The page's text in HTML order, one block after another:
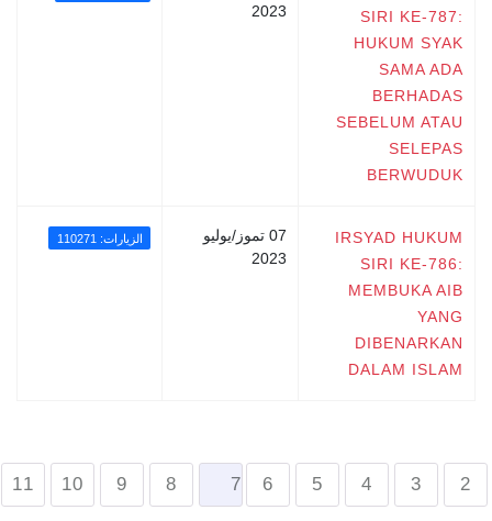
SIRI KE-787:
HUKUM SYAK
SAMA ADA
BERHADAS
SEBELUM ATAU
SELEPAS
BERWUDUK
2023
IRSYAD HUKUM
SIRI KE-786:
MEMBUKA AIB
YANG
DIBENARKAN
DALAM ISLAM
07 تموز/يوليو
2023
الزيارات: 110271
2
3
4
5
6
7
8
9
10
11